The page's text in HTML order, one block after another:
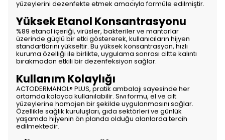
yüzeylerini dezenfekte etmek amacıyla formüle edilmiştir.
Yüksek Etanol Konsantrasyonu
%89 etanol içeriği, virüsler, bakteriler ve mantarlar
üzerinde güçlü bir etki göstererek, kullanıcıların hijyen
standartlarını yükseltir. Bu yüksek konsantrasyon, hızlı
kuruma özelliği ile birlikte, uygulama sonrası ciltte kalıntı
bırakmadan etkili bir dezenfeksiyon sağlar.
Kullanım Kolaylığı
ACTODERMANOL® PLUS, pratik ambalajı sayesinde her
ortamda kolayca kullanılabilir. Sıvı formu, el ve cilt
yüzeylerine homojen bir şekilde uygulanmasını sağlar.
Özellikle sağlık kuruluşları, gıda sektörleri ve günlük
yaşamda hijyenin ön planda olduğu alanlarda tercih
edilmektedir.